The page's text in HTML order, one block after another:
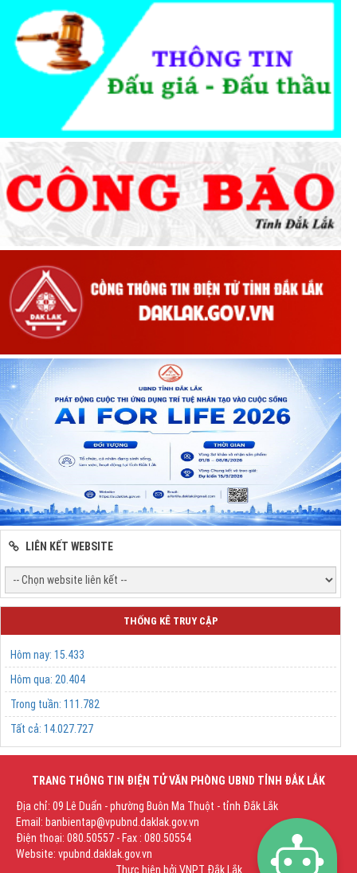
LIÊN KẾT WEBSITE
THỐNG KÊ TRUY CẬP
Hôm nay: 15.433
Hôm qua: 20.404
Trong tuần: 111.782
Tất cả: 14.027.727
TRANG THÔNG TIN ĐIỆN TỬ VĂN PHÒNG UBND TỈNH ĐẮK LẮK
Địa chỉ: 09 Lê Duẩn - phường Buôn Ma Thuột - tỉnh Đắk Lắk
Email: banbientap@vpubnd.daklak.gov.vn
Điện thoại: 080.50557 - Fax : 080.50554
Website: vpubnd.daklak.gov.vn
Thực hiện bởi VNPT Đắk Lắk